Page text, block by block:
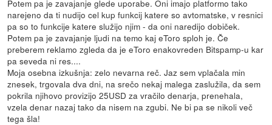
Potem pa je zavajanje glede uporabe. Oni imajo platformo tako
narejeno da ti nudijo cel kup funkcij katere so avtomatske, v resnici
pa so to funkcije katere služijo njim - da oni naredijo dobiček.
Potem pa je zavajanje ljudi na temo kaj eToro sploh je. Če
preberem reklamo zgleda da je eToro enakovreden Bitspamp-u kar
pa seveda ni res....
Moja osebna izkušnja: zelo nevarna reč. Jaz sem vplačala min
znesek, trgovala dva dni, na srečo nekaj malega zaslužila, da sem
pokrila njihovo provizijo 25USD za vračilo denarja, prenehala,
vzela denar nazaj tako da nisem na zgubi. Ne bi pa se nikoli več
tega šla!